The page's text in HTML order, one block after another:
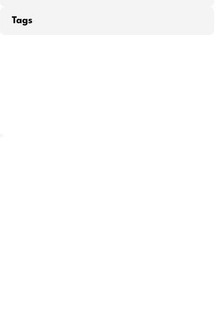
Tags